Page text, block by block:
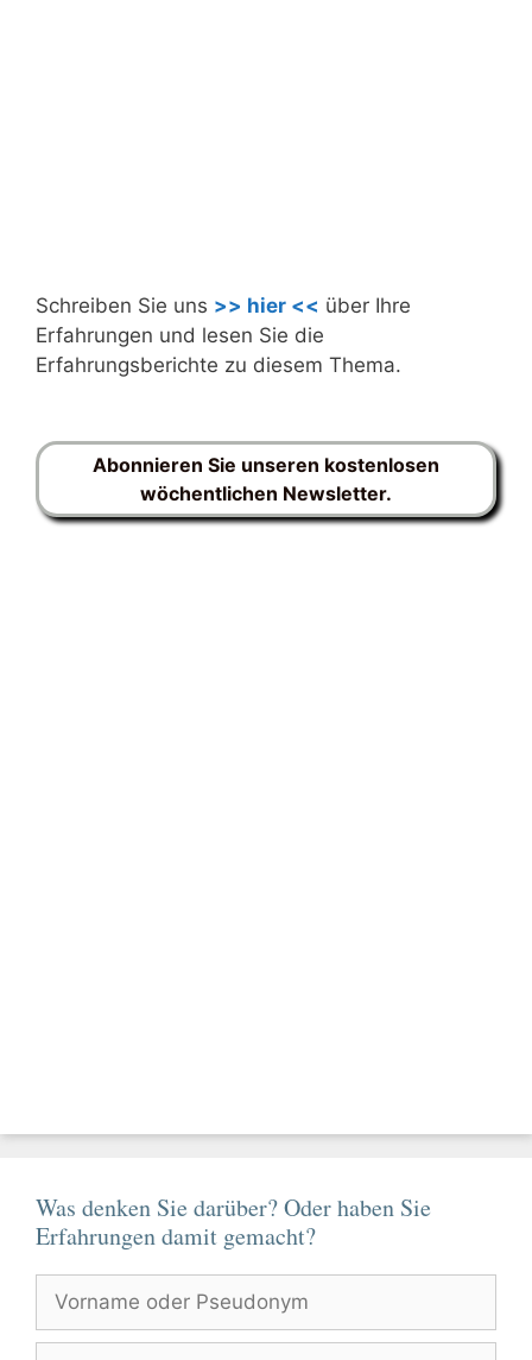
Schreiben Sie uns >> hier << über Ihre
Erfahrungen und lesen Sie die
Erfahrungsberichte zu diesem Thema.
Abonnieren Sie unseren kostenlosen
wöchentlichen Newsletter.
Was denken Sie darüber? Oder haben Sie
Erfahrungen damit gemacht?
oder
Pseudonym